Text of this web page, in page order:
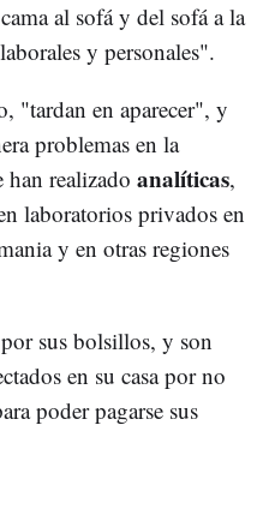
al sofá y del sofá a la
y personales".
"tardan en aparecer", y
problemas en la
realizado analíticas,
laboratorios privados en
y en otras regiones
sus bolsillos, y son
en su casa por no
poder pagarse sus